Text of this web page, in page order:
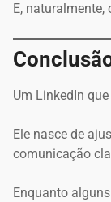
E,
Um LinkedIn
Ele nasce de
comunicação
Enquanto